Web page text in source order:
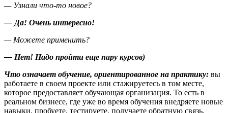
— Узнали что-то новое?
— Да! Очень интересно!
— Можете применить?
— Нет! Надо пройти еще пару курсов)
Что означает обучение, ориентированное на практику: вы
работаете в своем проекте или стажируетесь в том месте,
которое предоставляет обучающая организация. То есть в
реальном бизнесе, где уже во время обучения внедряете новые
навыки, пробуете, тестируете, получаете обратную связь,